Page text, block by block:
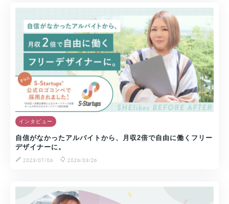
インタビュー
自信がなかったアルバイトから、月収2倍で自由に働くフリー
デザイナーに。
2023/07/06
2026/03/26